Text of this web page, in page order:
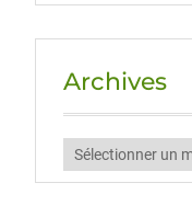
Archives
Archives